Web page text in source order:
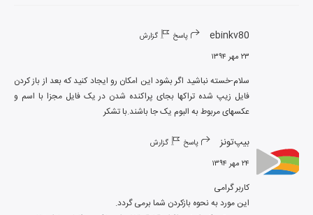
ebinkv80 پاسخ گزارش
۲۳ مهر ۱۳۹۴
عکسهای مربوط به البوم یک جا باشند.با تشکر
بیپ‌تونز پاسخ گزارش
۲۴ مهر ۱۳۹۴